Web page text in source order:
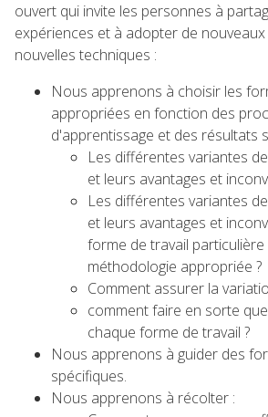
ouvert qui invite les personnes à
expériences et à adopter de
nouvelles techniques :
Nous apprenons à choisir les
appropriées en fonction des
d'apprentissage et des résultats
Les différentes variantes
et leurs avantages et
Les différentes variantes
et leurs avantages et
forme de travail particulière
méthodologie appropriée ?
Comment assurer la
comment faire en sorte
chaque forme de travail ?
Nous apprenons à guider des
spécifiques.
Nous apprenons à récolter :